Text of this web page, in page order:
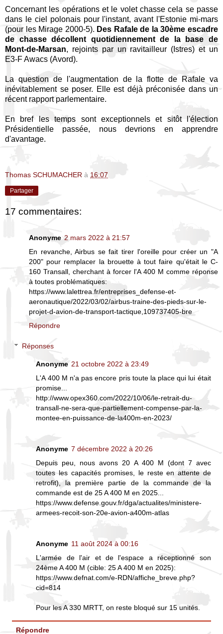
Concernant les opérations et le volet chasse cela se passe
dans le ciel polonais pour l'instant, avant l'Estonie mi-mars
(pour les Mirage 2000-5). Des Rafale de la 30ème escadre
de chasse décollent quotidiennement de la base de
Mont-de-Marsan, rejoints par un ravitailleur (Istres) et un
E3-F Awacs (Avord).
La question de l'augmentation de la flotte de Rafale va
inévitablement se poser. Elle est déjà préconisée dans un
récent rapport parlementaire.
En bref les temps sont exceptionnels et sitôt l'élection
Présidentielle passée, nous devrions en apprendre
d'avantage.
Thomas SCHUMACHER à 16:07
Partager
17 commentaires:
Anonyme 2 mars 2022 à 21:57
En revanche, Airbus se fait tirer l'oreille pour créer un "A
200" pour remplacer la brouette à tout faire qu'était le C-
160 Transall, cherchant à forcer l'A 400 M comme réponse
à toutes problématiques:
https://www.lalettrea.fr/entreprises_defense-et-
aeronautique/2022/03/02/airbus-traine-des-pieds-sur-le-
projet-d-avion-de-transport-tactique,109737405-bre
Répondre
Réponses
Anonyme 21 octobre 2022 à 23:49
L'A 400 M n'a pas encore pris toute la place qui lui était
promise...
http://www.opex360.com/2022/10/06/le-retrait-du-
transall-ne-sera-que-partiellement-compense-par-la-
montee-en-puissance-de-la400m-en-2023/
Anonyme 7 décembre 2022 à 20:26
Depuis peu, nous avons 20 A 400 M (dont 7 avec
toutes les capacités promises, le reste en attente de
retrofit), la première partie de la commande de la
commande est de 25 A 400 M en 2025...
https://www.defense.gouv.fr/dga/actualites/ministere-
armees-recoit-son-20e-avion-a400m-atlas
Anonyme 11 août 2024 à 00:16
L'armée de l'air et de l'espace a réceptionné son
24ème A 400 M (cible: 25 A 400 M en 2025):
https://www.defnat.com/e-RDN/affiche_breve.php?
cid=814
Pour les A 330 MRTT, on reste bloqué sur 15 unités.
Répondre